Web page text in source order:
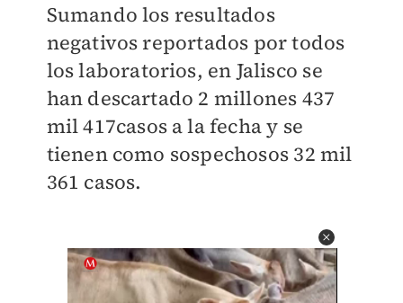
Sumando los resultados
negativos reportados por todos
los laboratorios, en Jalisco se
han descartado 2 millones 437
mil 417casos a la fecha y se
tienen como sospechosos 32 mil
361 casos.